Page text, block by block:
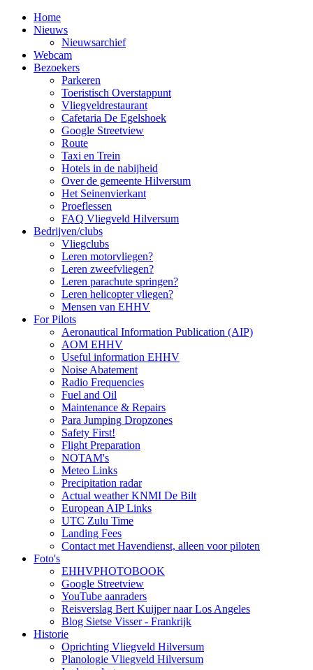
Home
Nieuws
Nieuwsarchief
Webcam
Bezoekers
Parkeren
Toeristisch Overstappunt
Vliegveldrestaurant
Cafetaria De Egelshoek
Google Streetview
Route
Taxi en Trein
Hotels in de nabijheid
Over de gemeente Hilversum
Het Seinenvierkant
Proeflessen
FAQ Vliegveld Hilversum
Bedrijven/clubs
Vliegclubs
Leren motorvliegen?
Leren zweefvliegen?
Leren parachute springen?
Leren helicopter vliegen?
Mensen van EHHV
For Pilots
Aeronautical Information Publication (AIP)
AOM EHHV
Useful information EHHV
Noise Abatement
Radio Frequencies
Fuel and Oil
Maintenance & Repairs
Para Jumping Dropzones
Safety First!
Flight Preparation
NOTAM's
Meteo Links
Precipitation radar
Actual weather KNMI De Bilt
European AIP Links
UTC Zulu Time
Landing Fees
Contact met Havendienst, alleen voor piloten
Foto's
EHHVPHOTOBOOK
Google Streetview
YouTube aanraders
Reisverslag Bert Kuijper naar Los Angeles
Blog Sietse Visser - Frankrijk
Historie
Oprichting Vliegveld Hilversum
Planologie Vliegveld Hilversum